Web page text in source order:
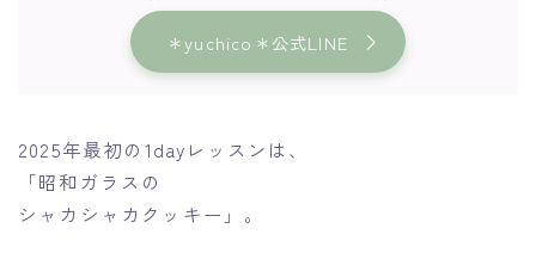
＊yuchico＊公式LINE
2025年最初の1dayレッスンは、
「昭和ガラスの
シャカシャカクッキー」。